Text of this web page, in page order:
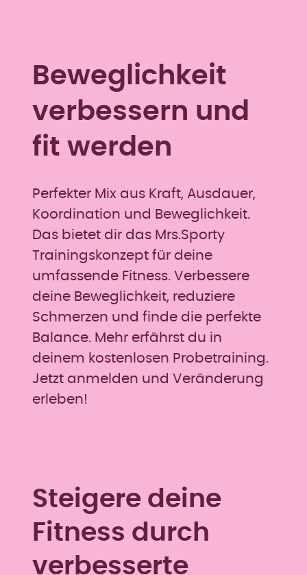
Beweglichkeit
verbessern und
fit werden
Perfekter Mix aus Kraft, Ausdauer,
Koordination und Beweglichkeit.
Das bietet dir das Mrs.Sporty
Trainingskonzept für deine
umfassende Fitness. Verbessere
deine Beweglichkeit, reduziere
Schmerzen und finde die perfekte
Balance. Mehr erfährst du in
deinem kostenlosen Probetraining.
Jetzt anmelden und Veränderung
erleben!
Steigere deine
Fitness durch
verbesserte